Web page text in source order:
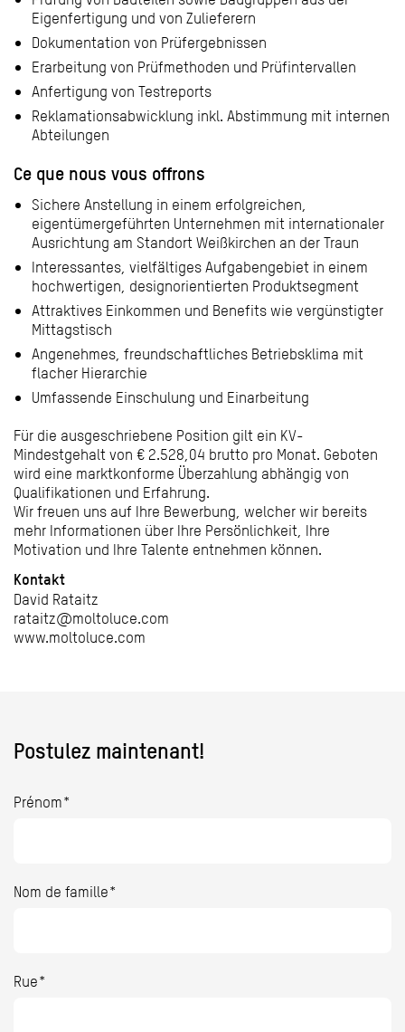
Eigenfertigung und von Zulieferern
Dokumentation von Prüfergebnissen
Erarbeitung von Prüfmethoden und Prüfintervallen
Anfertigung von Testreports
Reklamationsabwicklung inkl. Abstimmung mit internen
Abteilungen
Ce que nous vous offrons
Sichere Anstellung in einem erfolgreichen,
eigentümergeführten Unternehmen mit internationaler
Ausrichtung am Standort Weißkirchen an der Traun
Interessantes, vielfältiges Aufgabengebiet in einem
hochwertigen, designorientierten Produktsegment
Attraktives Einkommen und Benefits wie vergünstigter
Mittagstisch
Angenehmes, freundschaftliches Betriebsklima mit
flacher Hierarchie
Umfassende Einschulung und Einarbeitung
Für die ausgeschriebene Position gilt ein KV-
Mindestgehalt von € 2.528,04 brutto pro Monat. Geboten
wird eine marktkonforme Überzahlung abhängig von
Qualifikationen und Erfahrung.
Wir freuen uns auf Ihre Bewerbung, welcher wir bereits
mehr Informationen über Ihre Persönlichkeit, Ihre
Motivation und Ihre Talente entnehmen können.
Kontakt
David Rataitz
rataitz@moltoluce.com
www.moltoluce.com
Postulez maintenant!
Prénom*
Nom de famille*
Rue*